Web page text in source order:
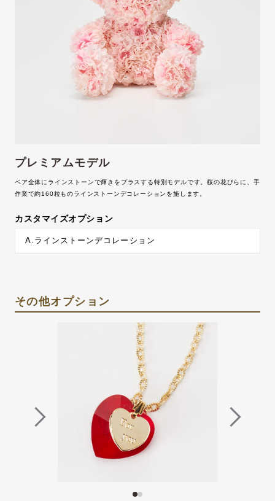
プレミアムモデル
ベア全体にラインストーンで輝きをプラスする特別モデルです。桜の花びらに、手
作業で約160粒ものラインストーンデコレーションを施します。
カスタマイズオプション
A.ラインストーンデコレーション
その他オプション